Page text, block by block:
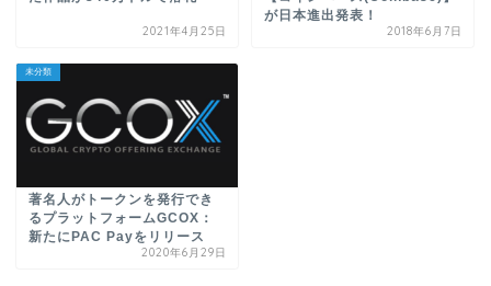
2021年4月25日
が日本進出発表！
2018年6月7日
未分類
著名人がトークンを発行でき
るプラットフォームGCOX：
新たにPAC Payをリリース
2020年6月29日